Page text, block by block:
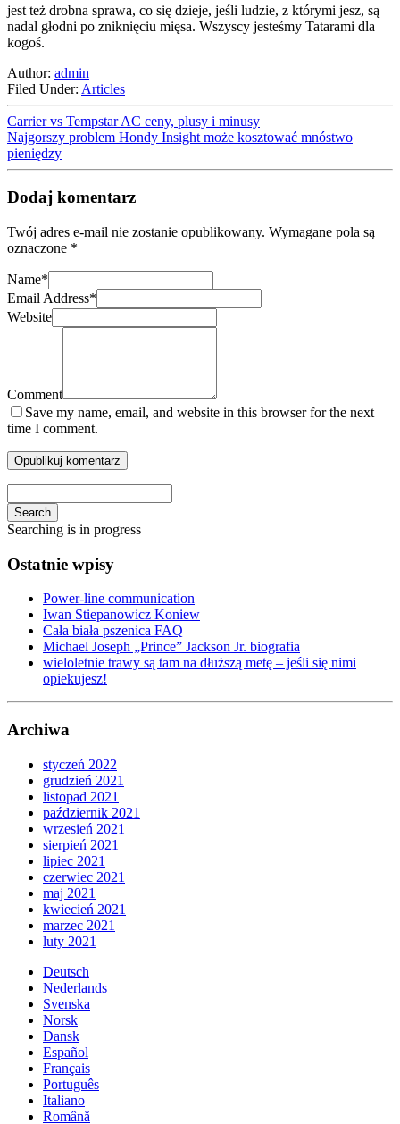
jest też drobna sprawa, co się dzieje, jeśli ludzie, z którymi jesz, są
nadal głodni po zniknięciu mięsa. Wszyscy jesteśmy Tatarami dla
kogoś.
Author: admin
Filed Under: Articles
Carrier vs Tempstar AC ceny, plusy i minusy
Najgorszy problem Hondy Insight może kosztować mnóstwo
pieniędzy
Dodaj komentarz
Twój adres e-mail nie zostanie opublikowany. Wymagane pola są
oznaczone *
Name*
Email Address*
Website
Comment
Save my name, email, and website in this browser for the next
time I comment.
Search
Searching is in progress
Ostatnie wpisy
Power-line communication
Iwan Stiepanowicz Koniew
Cała biała pszenica FAQ
Michael Joseph „Prince” Jackson Jr. biografia
wieloletnie trawy są tam na dłuższą metę – jeśli się nimi
opiekujesz!
Archiwa
styczeń 2022
grudzień 2021
listopad 2021
październik 2021
wrzesień 2021
sierpień 2021
lipiec 2021
czerwiec 2021
maj 2021
kwiecień 2021
marzec 2021
luty 2021
Deutsch
Nederlands
Svenska
Norsk
Dansk
Español
Français
Português
Italiano
Română